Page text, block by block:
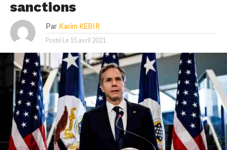
sanctions
Par Karim KEBIR
Posté Le 15 avril 2021